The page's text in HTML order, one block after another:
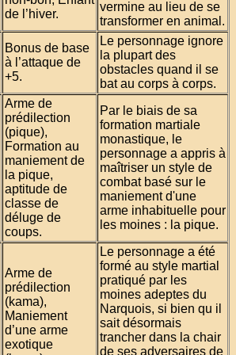
de l’hiver.
vermine au lieu de se
transformer en animal.
Bonus de base
à l’attaque de
+5.
Le personnage ignore
la plupart des
obstacles quand il se
bat au corps à corps.
Arme de
prédilection
(pique),
Formation au
maniement de
la pique,
aptitude de
classe de
déluge de
coups.
Par le biais de sa
formation martiale
monastique, le
personnage a appris à
maîtriser un style de
combat basé sur le
maniement d'une
arme inhabituelle pour
les moines : la pique.
Arme de
prédilection
(kama),
Maniement
d’une arme
exotique
Le personnage a été
formé au style martial
pratiqué par les
moines adeptes du
Narquois, si bien qu il
sait désormais
trancher dans la chair
de ses adversaires de